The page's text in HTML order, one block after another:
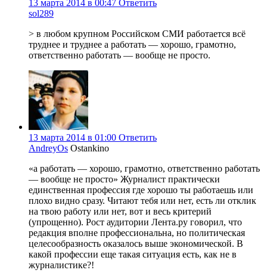
13 марта 2014 в 00:47 Ответить
sol289
> в любом крупном Российском СМИ работается всё
труднее и труднее а работать — хорошо, грамотно,
ответственно работать — вообще не просто.
13 марта 2014 в 01:00 Ответить
AndreyOs Ostankino
«а работать — хорошо, грамотно, ответственно работать
— вообще не просто» Журналист практически
единственная профессия где хорошо ты работаешь или
плохо видно сразу. Читают тебя или нет, есть ли отклик
на твою работу или нет, вот и весь критерий
(упрощенно). Рост аудитории Лента.ру говорил, что
редакция вполне профессиональна, но политическая
целесообразность оказалось выше экономической. В
какой профессии еще такая ситуация есть, как не в
журналистике?!